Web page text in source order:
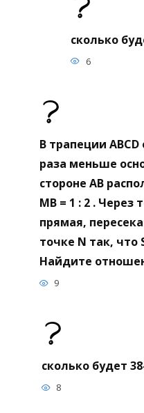
сколько
6
В трапеции
раза меньше
стороне AB
МВ = 1 : 2 . Через
прямая,
точке N так, что
Найдите
9
сколько будет
8